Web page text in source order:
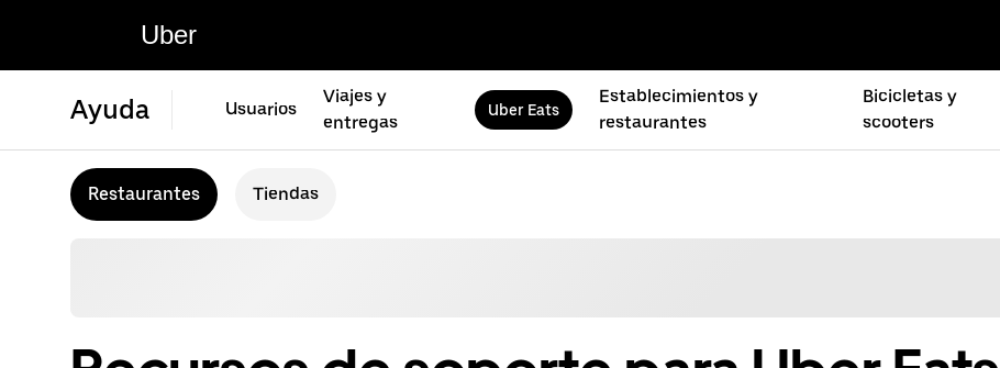
Uber
Ayuda Usuarios
Viajes y
entregas
Uber Eats
Establecimientos y
restaurantes
Bicicletas y
scooters
Restaurantes Tiendas